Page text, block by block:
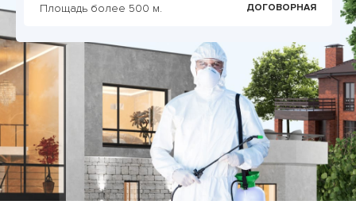
Площадь более 500 м. ДОГОВОРНАЯ